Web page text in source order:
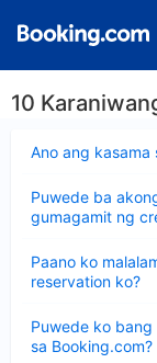
10
Ano ang kasama
ang
Puwede ba
gumagamit ng
ang
sagot
Paano ko
reservation ko?
ang
sagot
Puwede ko
sa Booking.com?
ang
sagot